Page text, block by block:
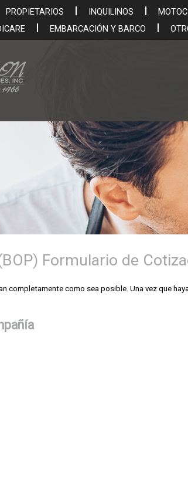
PROPIETARIOS INQUILINOS
EMBARCACIÓN Y BARCO
Formulario de
completamente como sea posible. Una vez que